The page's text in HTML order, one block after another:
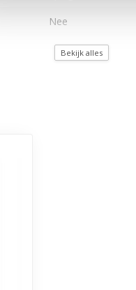
Nee
NeeBekijk alles